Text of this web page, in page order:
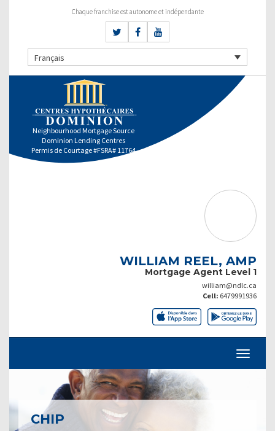
Chaque franchise est autonome et indépendante
Français
Neighbourhood Mortgage Source
Dominion Lending Centres
Permis de Courtage #FSRA# 11764
WILLIAM REEL, AMP
Mortgage Agent Level 1
william@ndlc.ca
Cell: 6479991936
CHIP